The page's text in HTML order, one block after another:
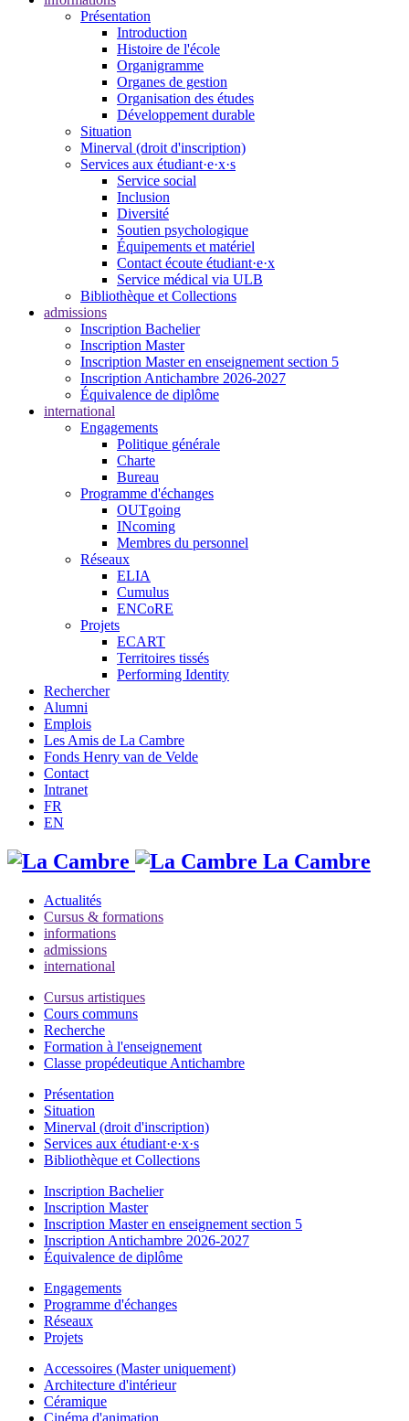
Présentation
Introduction
Histoire de l'école
Organigramme
Organes de gestion
Organisation des études
Développement durable
Situation
Minerval (droit d'inscription)
Services aux étudiant·e·x·s
Service social
Inclusion
Diversité
Soutien psychologique
Équipements et matériel
Contact écoute étudiant·e·x
Service médical via ULB
Bibliothèque et Collections
admissions
Inscription Bachelier
Inscription Master
Inscription Master en enseignement section 5
Inscription Antichambre 2026-2027
Équivalence de diplôme
international
Engagements
Politique générale
Charte
Bureau
Programme d'échanges
OUTgoing
INcoming
Membres du personnel
Réseaux
ELIA
Cumulus
ENCoRE
Projets
ECART
Territoires tissés
Performing Identity
Rechercher
Alumni
Emplois
Les Amis de La Cambre
Fonds Henry van de Velde
Contact
Intranet
FR
EN
La Cambre
Actualités
Cursus & formations
informations
admissions
international
Cursus artistiques
Cours communs
Recherche
Formation à l'enseignement
Classe propédeutique Antichambre
Présentation
Situation
Minerval (droit d'inscription)
Services aux étudiant·e·x·s
Bibliothèque et Collections
Inscription Bachelier
Inscription Master
Inscription Master en enseignement section 5
Inscription Antichambre 2026-2027
Équivalence de diplôme
Engagements
Programme d'échanges
Réseaux
Projets
Accessoires (Master uniquement)
Architecture d'intérieur
Céramique
Cinéma d'animation